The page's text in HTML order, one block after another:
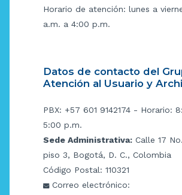
Horario de atención: lunes a
a.m. a 4:00 p.m.
Datos de contacto del
Atención al Usuario y
PBX: +57 601 9142174 - Horario:
5:00 p.m.
Sede Administrativa: Calle 17
piso 3, Bogotá, D. C., Colombia
Código Postal: 110321
Correo electrónico: